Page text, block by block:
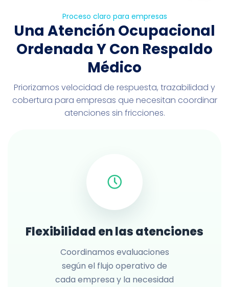
Proceso claro para empresas
Una Atención Ocupacional
Ordenada Y Con Respaldo
Médico
Priorizamos velocidad de respuesta, trazabilidad y
cobertura para empresas que necesitan coordinar
atenciones sin fricciones.
Flexibilidad en las atenciones
Coordinamos evaluaciones
según el flujo operativo de
cada empresa y la necesidad